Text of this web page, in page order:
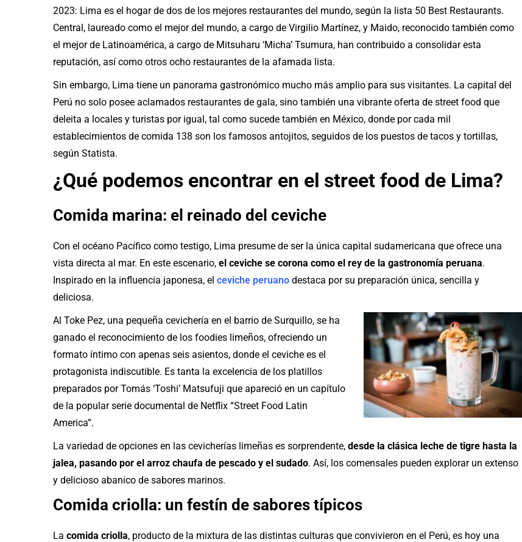
2023: Lima es el hogar de dos de los mejores restaurantes del mundo, según la lista 50 Best Restaurants.
Central, laureado como el mejor del mundo, a cargo de Virgilio Martínez, y Maido, reconocido también como
el mejor de Latinoamérica, a cargo de Mitsuharu ‘Micha’ Tsumura, han contribuido a consolidar esta
reputación, así como otros ocho restaurantes de la afamada lista.
Sin embargo, Lima tiene un panorama gastronómico mucho más amplio para sus visitantes. La capital del
Perú no solo posee aclamados restaurantes de gala, sino también una vibrante oferta de street food que
deleita a locales y turistas por igual, tal como sucede también en México, donde por cada mil
establecimientos de comida 138 son los famosos antojitos, seguidos de los puestos de tacos y tortillas,
según Statista.
¿Qué podemos encontrar en el street food de Lima?
Comida marina: el reinado del ceviche
Con el océano Pacífico como testigo, Lima presume de ser la única capital sudamericana que ofrece una
vista directa al mar. En este escenario, el ceviche se corona como el rey de la gastronomía peruana.
Inspirado en la influencia japonesa, el ceviche peruano destaca por su preparación única, sencilla y
deliciosa.
Al Toke Pez, una pequeña cevichería en el barrio de Surquillo, se ha
ganado el reconocimiento de los foodies limeños, ofreciendo un
formato íntimo con apenas seis asientos, donde el ceviche es el
protagonista indiscutible. Es tanta la excelencia de los platillos
preparados por Tomás ‘Toshi’ Matsufuji que apareció en un capítulo
de la popular serie documental de Netflix “Street Food Latin
America”.
La variedad de opciones en las cevicherías limeñas es sorprendente, desde la clásica leche de tigre hasta la
jalea, pasando por el arroz chaufa de pescado y el sudado. Así, los comensales pueden explorar un extenso
y delicioso abanico de sabores marinos.
Comida criolla: un festín de sabores típicos
La comida criolla, producto de la mixtura de las distintas culturas que convivieron en el Perú, es hoy una